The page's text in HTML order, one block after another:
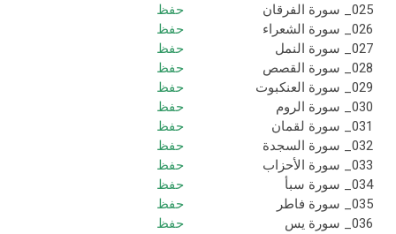
025_ سورة الفرقان
حفظ
026_ سورة الشعراء
حفظ
027_ سورة النمل
حفظ
028_ سورة القصص
حفظ
029_ سورة العنكبوت
حفظ
030_ سورة الروم
حفظ
031_ سورة لقمان
حفظ
032_ سورة السجدة
حفظ
033_ سورة الأحزاب
حفظ
034_ سورة سبأ
حفظ
035_ سورة فاطر
حفظ
036_ سورة يس
حفظ